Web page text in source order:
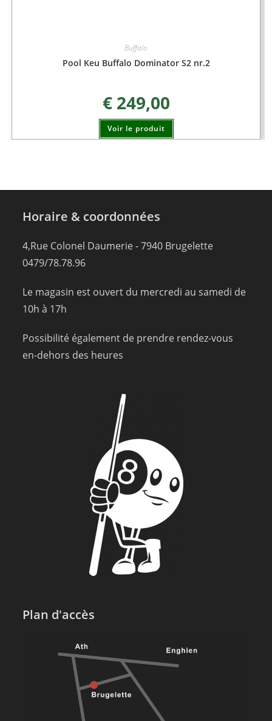
Buffalo
Pool Keu Buffalo Dominator S2 nr.2
€249,00
Voir le produit
Horaire & coordonnées
4,Rue Colonel Daumerie - 7940 Brugelette
0479/78.78.96
Le magasin est ouvert du mercredi au samedi de
10h à 17h
Possibilité également de prendre rendez-vous
en-dehors des heures
Plan d'accès